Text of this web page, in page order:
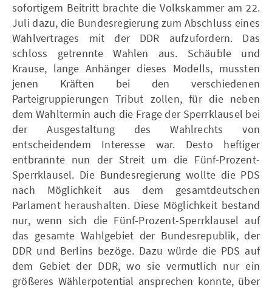
sofortigem Beitritt brachte die Volkskammer am 22.
Juli dazu, die Bundesregierung zum Abschluss eines
Wahlvertrages mit der DDR aufzufordern. Das
schloss getrennte Wahlen aus. Schäuble und
Krause, lange Anhänger dieses Modells, mussten
jenen Kräften bei den verschiedenen
Parteigruppierungen Tribut zollen, für die neben
dem Wahltermin auch die Frage der Sperrklausel bei
der Ausgestaltung des Wahlrechts von
entscheidendem Interesse war. Desto heftiger
entbrannte nun der Streit um die Fünf-Prozent-
Sperrklausel. Die Bundesregierung wollte die PDS
nach Möglichkeit aus dem gesamtdeutschen
Parlament heraushalten. Diese Möglichkeit bestand
nur, wenn sich die Fünf-Prozent-Sperrklausel auf
das gesamte Wahlgebiet der Bundesrepublik, der
DDR und Berlins bezöge. Dazu würde die PDS auf
dem Gebiet der DDR, wo sie vermutlich nur ein
größeres Wählerpotential ansprechen konnte, über